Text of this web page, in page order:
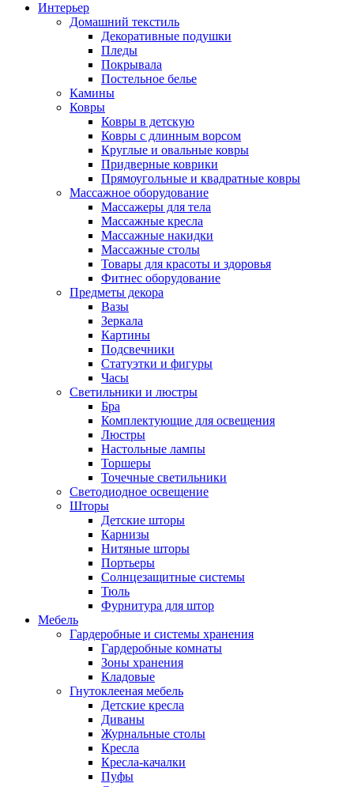
Интерьер
Домашний текстиль
Декоративные подушки
Пледы
Покрывала
Постельное белье
Камины
Ковры
Ковры в детскую
Ковры с длинным ворсом
Круглые и овальные ковры
Придверные коврики
Прямоугольные и квадратные ковры
Массажное оборудование
Массажеры для тела
Массажные кресла
Массажные накидки
Массажные столы
Товары для красоты и здоровья
Фитнес оборудование
Предметы декора
Вазы
Зеркала
Картины
Подсвечники
Статуэтки и фигуры
Часы
Светильники и люстры
Бра
Комплектующие для освещения
Люстры
Настольные лампы
Торшеры
Точечные светильники
Светодиодное освещение
Шторы
Детские шторы
Карнизы
Нитяные шторы
Портьеры
Солнцезащитные системы
Тюль
Фурнитура для штор
Мебель
Гардеробные и системы хранения
Гардеробные комнаты
Зоны хранения
Кладовые
Гнутоклееная мебель
Детские кресла
Диваны
Журнальные столы
Кресла
Кресла-качалки
Пуфы